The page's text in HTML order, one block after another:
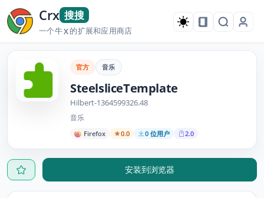
Crx 搜搜
一个牛X的扩展和应用商店
官方 音乐
SteelsliceTemplate
Hilbert-1364599326.48
音乐
Firefox 0.0 0 位用户 2.0
安装到浏览器